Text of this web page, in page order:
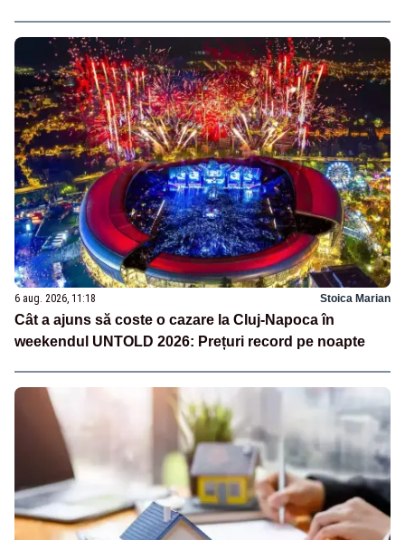
6 aug. 2026, 11:18 Stoica Marian
Cât a ajuns să coste o cazare la Cluj-Napoca în
weekendul UNTOLD 2026: Prețuri record pe noapte